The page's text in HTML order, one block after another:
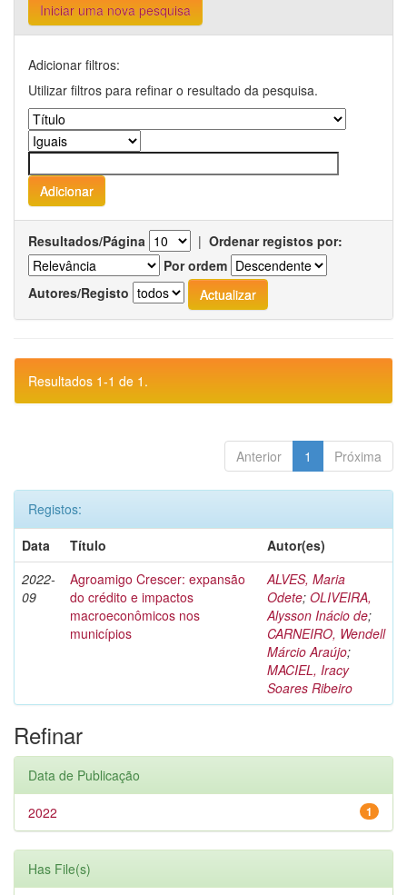
Iniciar uma nova pesquisa
Adicionar filtros:
Utilizar filtros para refinar o resultado da pesquisa.
Resultados/Página | Ordenar registos por:
Por ordem
Autores/Registo
Resultados 1-1 de 1.
Anterior 1 Próxima
Registos:
Data
Título
Autor(es)
2022-
09
Agroamigo Crescer: expansão
do crédito e impactos
macroeconômicos nos
municípios
ALVES, Maria
Odete; OLIVEIRA,
Alysson Inácio de;
CARNEIRO, Wendell
Márcio Araújo;
MACIEL, Iracy
Soares Ribeiro
Refinar
Data de Publicação
1
2022
Has File(s)